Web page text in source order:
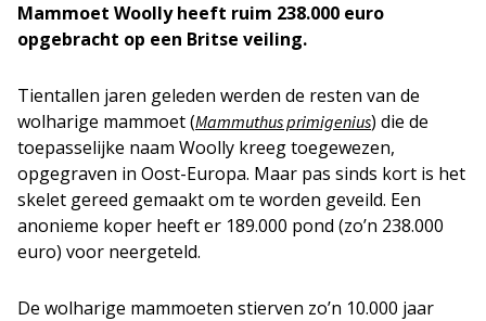
Mammoet Woolly heeft ruim 238.000 euro
opgebracht op een Britse veiling.
Tientallen jaren geleden werden de resten van de
wolharige mammoet (Mammuthus primigenius) die de
toepasselijke naam Woolly kreeg toegewezen,
opgegraven in Oost-Europa. Maar pas sinds kort is het
skelet gereed gemaakt om te worden geveild. Een
anonieme koper heeft er 189.000 pond (zo’n 238.000
euro) voor neergeteld.
De wolharige mammoeten stierven zo’n 10.000 jaar